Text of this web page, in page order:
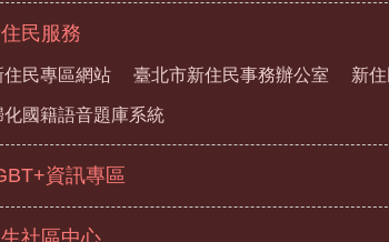
民服務
住民專區網站 臺北市新住民事務辦公室 新
化國籍語音題庫系統
資訊專區